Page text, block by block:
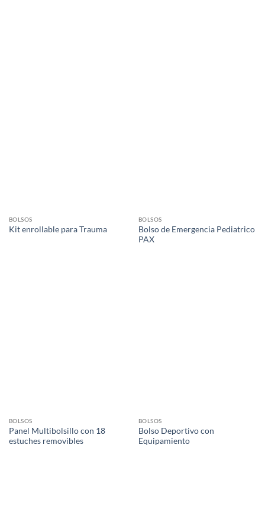
BOLSOS
Kit enrollable para Trauma
BOLSOS
Bolso de Emergencia Pediatrico
PAX
BOLSOS
Panel Multibolsillo con 18
estuches removibles
BOLSOS
Bolso Deportivo con
Equipamiento